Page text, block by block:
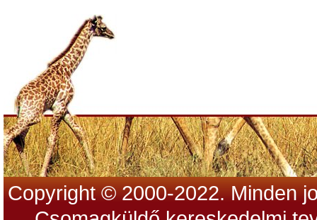
Copyright © 2000-2022. Minden